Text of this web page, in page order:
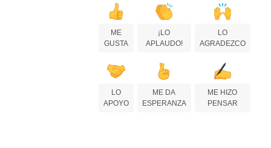
ME
GUSTA
¡LO
APLAUDO!
LO
AGRADEZCO
LO
APOYO
ME DA
ESPERANZA
ME HIZO
PENSAR